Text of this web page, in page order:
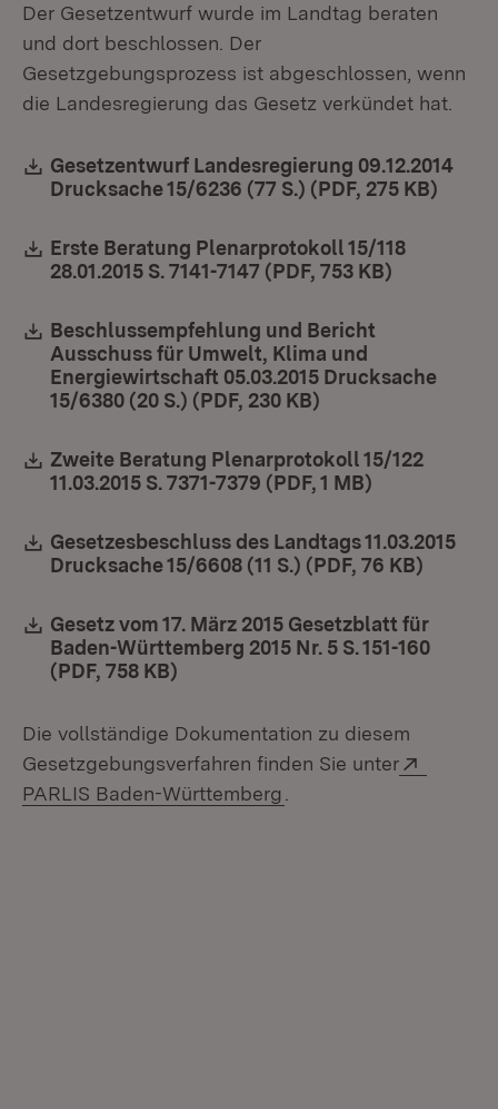
Der Gesetzentwurf wurde im Landtag beraten
und dort beschlossen. Der
Gesetzgebungsprozess ist abgeschlossen, wenn
die Landesregierung das Gesetz verkündet hat.
Download:
Gesetzentwurf Landesregierung 09.12.2014
Drucksache 15/6236 (77 S.) (PDF, 275 KB)
Download:
Erste Beratung Plenarprotokoll 15/118
28.01.2015 S. 7141-7147 (PDF, 753 KB)
Download:
Beschlussempfehlung und Bericht
Ausschuss für Umwelt, Klima und
Energiewirtschaft 05.03.2015 Drucksache
15/6380 (20 S.) (PDF, 230 KB)
Download:
Zweite Beratung Plenarprotokoll 15/122
11.03.2015 S. 7371-7379 (PDF, 1 MB)
Download:
Gesetzesbeschluss des Landtags 11.03.2015
Drucksache 15/6608 (11 S.) (PDF, 76 KB)
Download:
Gesetz vom 17. März 2015 Gesetzblatt für
Baden-Württemberg 2015 Nr. 5 S. 151-160
(PDF, 758 KB)
Die vollständige Dokumentation zu diesem
Gesetzgebungsverfahren finden Sie unter
PARLIS Baden-Württemberg